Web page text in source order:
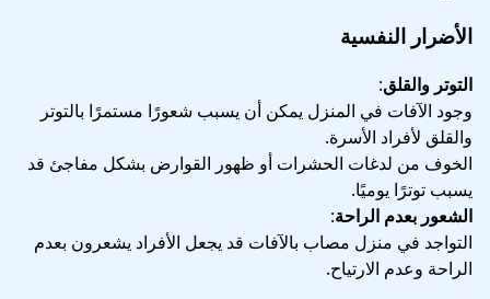
الأضرار النفسية
التوتر والقلق:
وجود الآفات في المنزل يمكن أن يسبب شعورًا مستمرًا بالتوتر
والقلق لأفراد الأسرة.
الخوف من لدغات الحشرات أو ظهور القوارض بشكل مفاجئ قد
يسبب توترًا يوميًا.
الشعور بعدم الراحة:
التواجد في منزل مصاب بالآفات قد يجعل الأفراد يشعرون بعدم
الراحة وعدم الارتياح.